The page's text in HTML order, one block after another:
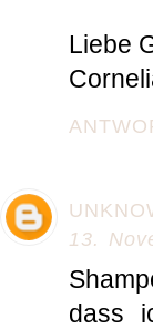
Liebe
13.
dass